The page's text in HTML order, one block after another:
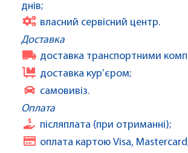
днів;
власний сервісний центр.
Доставка
доставка транспортними
доставка кур’єром;
самовивіз.
Оплата
післяплата (при отриманні);
оплата картою Visa,